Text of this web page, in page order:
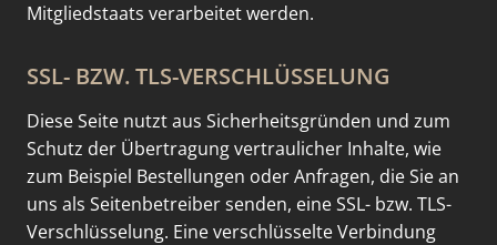
Mitgliedstaats verarbeitet werden.
SSL- BZW. TLS-VERSCHLÜSSELUNG
Diese Seite nutzt aus Sicherheitsgründen und zum
Schutz der Übertragung vertraulicher Inhalte, wie
zum Beispiel Bestellungen oder Anfragen, die Sie an
uns als Seitenbetreiber senden, eine SSL- bzw. TLS-
Verschlüsselung. Eine verschlüsselte Verbindung